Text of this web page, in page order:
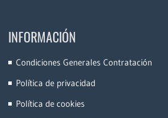
INFORMACIÓN
Condiciones Generales Contratación
Política de privacidad
Política de cookies